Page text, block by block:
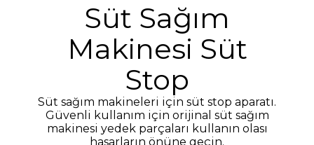
Süt Sağım
Makinesi Süt
Stop
Süt sağım makineleri için süt stop aparatı.
Güvenli kullanım için orijinal süt sağım
makinesi yedek parçaları kullanın olası
hasarların önüne geçin.